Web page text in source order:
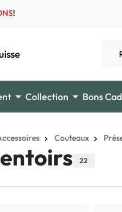
!
 Collection  Bons
Couteaux
22